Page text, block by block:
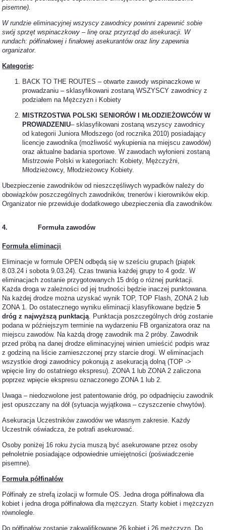
pisemne).
W rundzie eliminacyjnej wszyscy zawodnicy powinni zapewnić sobie
swój sprzęt wspinaczkowy – linę oraz przyrząd do asekuracji. W
rundach: półfinałowej i finałowej asekurantów oraz liny zapewnia
organizator.
Kategorie:
BACK TO THE ROUTES – otwarte zawody wspinaczkowe w
prowadzaniu – sklasyfikowani zostaną WSZYSCY zawodnicy z
podziałem na Mężczyzn i Kobiety
MISTRZOSTWA POLSKI SENIORÓW I MŁODZIEŻOWCÓW W
PROWADZENIU– sklasyfikowani zostaną wszyscy zawodnicy
od kategorii Juniora Młodszego (od rocznika 2010) posiadający
licencje zawodnika (możliwość wykupienia na miejscu zawodów)
oraz aktualne badania sportowe. W zawodach wyłonieni zostaną
Mistrzowie Polski w kategoriach: Kobiety, Mężczyźni,
Młodzieżowcy, Młodzieżowcy Kobiety.
Ubezpieczenie zawodników od nieszczęśliwych wypadków należy do
obowiązków poszczególnych zawodników, trenerów i kierowników ekip.
Organizator nie przewiduje dodatkowego ubezpieczenia dla zawodników.
4. Formuła zawodów
Formuła eliminacji
Eliminacje w formule OPEN odbędą się w sześciu grupach (piątek
8.03.24 i sobota 9.03.24). Czas trwania każdej grupy to 4 godz. W
eliminacjach zostanie przygotowanych 15 dróg o różnej punktacji.
Każda droga w zależności od jej trudności będzie inaczej punktowana.
Na każdej drodze można uzyskać wynik TOP, TOP Flash, ZONA 2 lub
ZONA 1. Do ostatecznego wyniku eliminacji klasyfikowane będzie5
dróg z najwyższą punktacją . Punktacja poszczególnych dróg zostanie
podana w późniejszym terminie na wydarzeniu FB organizatora oraz na
miejscu zawodów. Na każdą drogę zawodnik ma 2 próby. Zawodnik
przed próbą na danej drodze eliminacyjnej winien umieścić podpis wraz
z godziną na liście zamieszczonej przy starcie drogi. W eliminacjach
wszystkie drogi zawodnicy pokonują z asekuracją dolną (TOP ->
wpięcie liny do ostatniego ekspresu). ZONA 1 lub ZONA 2 zaliczona
poprzez wpięcie ekspresu oznaczonego ZONA 1 lub 2.
Uwaga – niedozwolone jest patentowanie dróg, po odpadnięciu zawodnik
jest opuszczany na dół (sytuacja wyjątkowa – czyszczenie chwytów).
Asekuracja Uczestników zawodów we własnym zakresie. Każdy
Uczestnik oświadcza, że potrafi asekurować.
Osoby poniżej 16 roku życia muszą być asekurowane przez osoby
pełnoletnie posiadające odpowiednie umiejętności (poświadczenie
pisemne).
Formuła półfinałów
Półfinały ze strefą izolacji w formule OS. Jedna droga półfinałowa dla
kobiet i jedna droga półfinałowa dla mężczyzn. Starty kobiet i mężczyzn
równolegle.
Do półfinałów zostanie zakwalifikowane 26 kobiet i 26 mężczyzn. Do